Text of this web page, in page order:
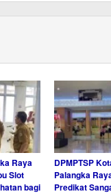
Raya
Slot
bagi
DPMPTSP
Palangka
Predikat